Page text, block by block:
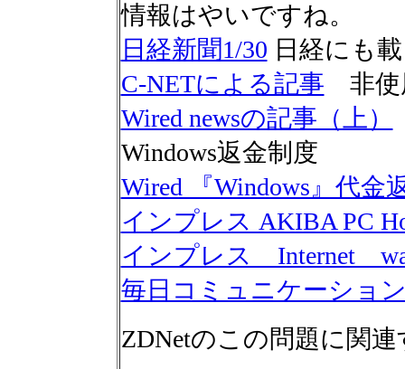
情報はやいですね。
日経新聞1/30 日経にも
C-NETによる記事 非使
Wired newsの記事（上）
Windows返金制度
Wired 『Windows』代金
インプレス AKIBA PC
インプレス Internet
毎日コミュニケーショ
ZDNetのこの問題に関